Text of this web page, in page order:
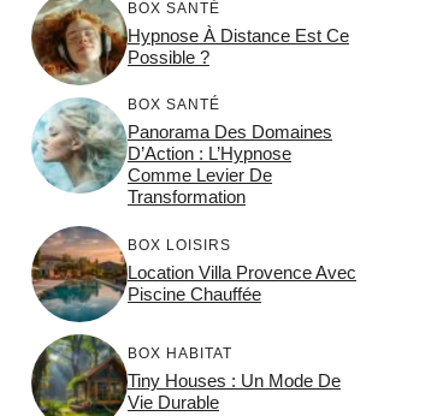
BOX SANTÉ
Hypnose À Distance Est Ce
Possible ?
BOX SANTÉ
Panorama Des Domaines
D’Action : L’Hypnose
Comme Levier De
Transformation
BOX LOISIRS
Location Villa Provence Avec
Piscine Chauffée
BOX HABITAT
Tiny Houses : Un Mode De
Vie Durable